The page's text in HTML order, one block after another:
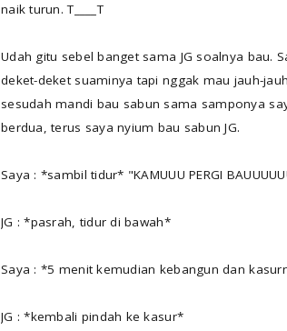
naik turun. T____T
Udah gitu sebel banget sama JG soalnya bau.
deket-deket suaminya tapi nggak mau jauh-
sesudah mandi bau sabun sama samponya
berdua, terus saya nyium bau sabun JG.
Saya : *sambil tidur* "KAMUUU PERGI
JG : *pasrah, tidur di bawah*
Saya : *5 menit kemudian kebangun dan
JG : *kembali pindah ke kasur*